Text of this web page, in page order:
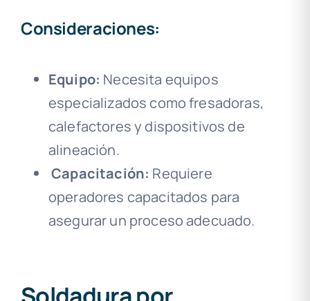
Consideraciones:
Equipo: Necesita equipos
especializados como fresadoras,
calefactores y dispositivos de
alineación.
Capacitación: Requiere
operadores capacitados para
asegurar un proceso adecuado.